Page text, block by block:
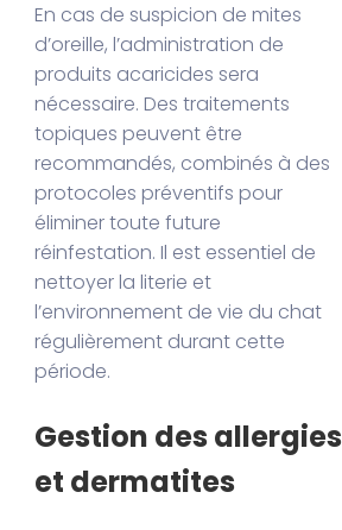
En cas de suspicion de mites
d’oreille, l’administration de
produits acaricides sera
nécessaire. Des traitements
topiques peuvent être
recommandés, combinés à des
protocoles préventifs pour
éliminer toute future
réinfestation. Il est essentiel de
nettoyer la literie et
l’environnement de vie du chat
régulièrement durant cette
période.
Gestion des allergies
et dermatites